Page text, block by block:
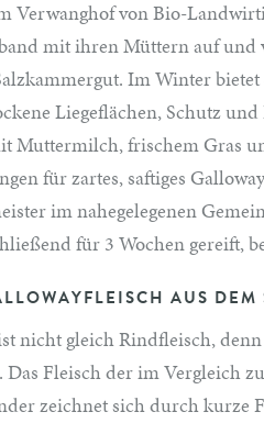
Verwanghof von Bio-
mit ihren Müttern auf und
Im Winter
Liegeflächen, Schutz
Muttermilch, frischem Gras
für zartes, saftiges
im nahegelegenen
für 3 Wochen gereift,
AUS
nicht gleich Rindfleisch,
Das Fleisch der im Vergleich
zeichnet sich durch kurze